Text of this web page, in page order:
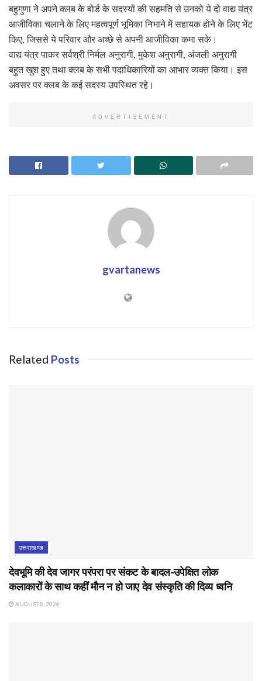
बहुगुणा ने अपने क्लब के बोर्ड के सदस्यों की सहमति से उनको ये दो वाद्य यंत्र
आजीविका चलाने के लिए महत्वपूर्ण भूमिका निभाने में सहायक होने के लिए भेंट
किए, जिससे ये परिवार और अच्छे से अपनी आजीविका कमा सके।
वाद्य यंत्र पाकर सर्वश्री निर्मल अनुरागी, मुकेश अनुरागी, अंजली अनुरागी
बहुत खुश हुए तथा क्लब के सभी पदाधिकारियों का आभार व्यक्त किया। इस
अवसर पर क्लब के कई सदस्य उपस्थित रहे।
ADVERTISEMENT
gvartanews
Related Posts
उत्तराखण्ड
देवभूमि की देव जागर परंपरा पर संकट के बादल-उपेक्षित लोक
कलाकारों के साथ कहीं मौन न हो जाए देव संस्कृति की दिव्य ध्वनि
AUGUST 8, 2026